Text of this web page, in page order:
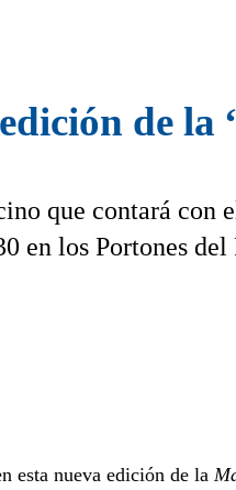
de
que contará con
en los Portones del
esta nueva edición de la